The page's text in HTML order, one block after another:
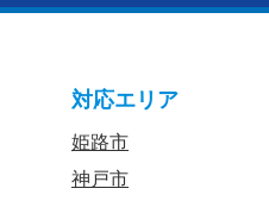
対応エリア
姫路市
神戸市